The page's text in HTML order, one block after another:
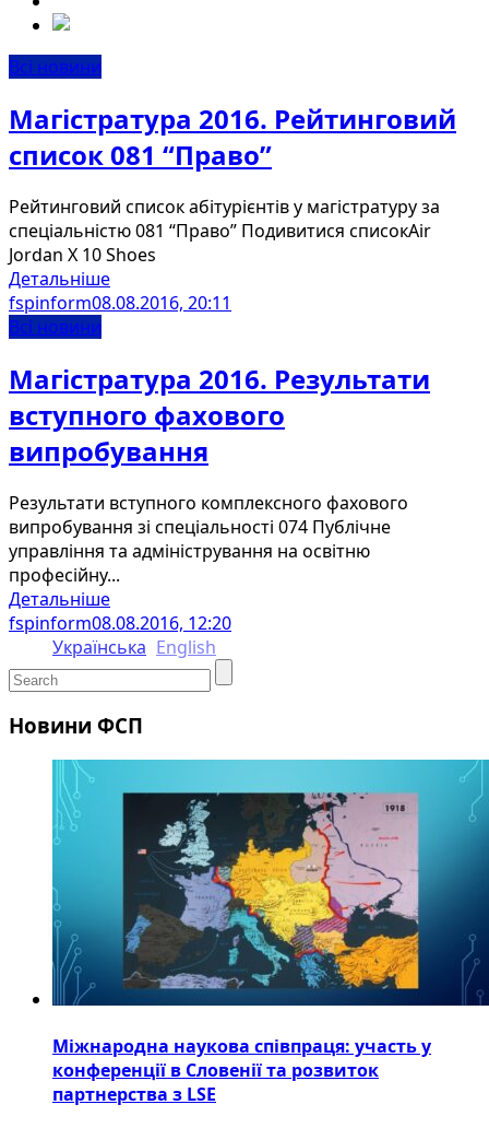
Всі новини
Магістратура 2016. Рейтинговий
список 081 “Право”
Рейтинговий список абітурієнтів у магістратуру за
спеціальністю 081 “Право” Подивитися списокAir
Jordan X 10 Shoes
Детальніше
fspinform08.08.2016, 20:11
Всі новини
Магістратура 2016. Результати
вступного фахового
випробування
Результати вступного комплексного фахового
випробування зі спеціальності 074 Публічне
управління та адміністрування на освітню
професійну...
Детальніше
fspinform08.08.2016, 12:20
Українська English
Новини ФСП
Міжнародна наукова співпраця: участь у
конференції в Словенії та розвиток
партнерства з LSE